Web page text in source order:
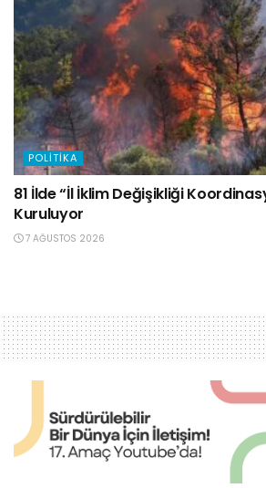
POLITIKA
81 İlde “İl İklim Değişikliği
Kuruluyor
7 AĞUSTOS 2026